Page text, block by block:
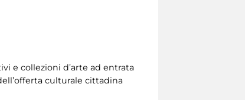
e collezioni d’arte ad entrata
culturale cittadina